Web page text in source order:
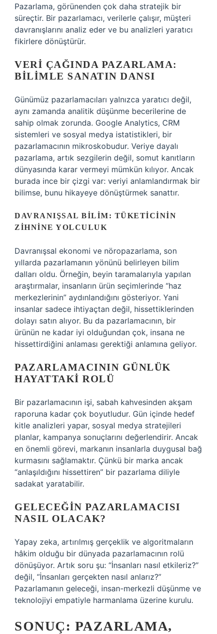
Pazarlama, görünenden çok daha stratejik bir
süreçtir. Bir pazarlamacı, verilerle çalışır, müşteri
davranışlarını analiz eder ve bu analizleri yaratıcı
fikirlere dönüştürür.
VERI ÇAĞINDA PAZARLAMA:
BILIMLE SANATIN DANSI
Günümüz pazarlamacıları yalnızca yaratıcı değil,
aynı zamanda analitik düşünme becerilerine de
sahip olmak zorunda. Google Analytics, CRM
sistemleri ve sosyal medya istatistikleri, bir
pazarlamacının mikroskobudur. Veriye dayalı
pazarlama, artık sezgilerin değil, somut kanıtların
dünyasında karar vermeyi mümkün kılıyor. Ancak
burada ince bir çizgi var: veriyi anlamlandırmak bir
bilimse, bunu hikayeye dönüştürmek sanattır.
DAVRANIŞSAL BILIM: TÜKETICININ
ZIHNINE YOLCULUK
Davranışsal ekonomi ve nöropazarlama, son
yıllarda pazarlamanın yönünü belirleyen bilim
dalları oldu. Örneğin, beyin taramalarıyla yapılan
araştırmalar, insanların ürün seçimlerinde “haz
merkezlerinin” aydınlandığını gösteriyor. Yani
insanlar sadece ihtiyaçtan değil, hissettiklerinden
dolayı satın alıyor. Bu da pazarlamacının, bir
ürünün ne kadar iyi olduğundan çok, insana ne
hissettirdiğini anlaması gerektiği anlamına geliyor.
PAZARLAMACININ GÜNLÜK
HAYATTAKI ROLÜ
Bir pazarlamacının işi, sabah kahvesinden akşam
raporuna kadar çok boyutludur. Gün içinde hedef
kitle analizleri yapar, sosyal medya stratejileri
planlar, kampanya sonuçlarını değerlendirir. Ancak
en önemli görevi, markanın insanlarla duygusal bağ
kurmasını sağlamaktır. Çünkü bir marka ancak
“anlaşıldığını hissettiren” bir pazarlama diliyle
sadakat yaratabilir.
GELECEĞIN PAZARLAMACISI
NASIL OLACAK?
Yapay zeka, artırılmış gerçeklik ve algoritmaların
hâkim olduğu bir dünyada pazarlamacının rolü
dönüşüyor. Artık soru şu: “İnsanları nasıl etkileriz?”
değil, “İnsanları gerçekten nasıl anlarız?”
Pazarlamanın geleceği, insan-merkezli düşünme ve
teknolojiyi empatiyle harmanlama üzerine kurulu.
SONUÇ: PAZARLAMA,